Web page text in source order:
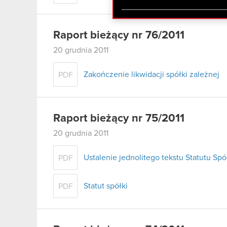
zgadasz się na używanie
Raport bieżący nr 76/2011
20 grudnia 2011
PDF Zakończenie likwidacji spółki zależnej
Raport bieżący nr 75/2011
20 grudnia 2011
PDF Ustalenie jednolitego tekstu Statutu
PDF Statut spółki